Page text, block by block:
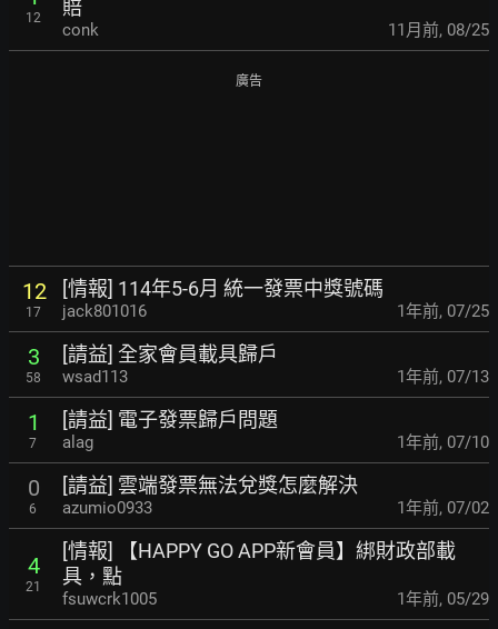
12
賠
conk 11月前, 08/25
廣告
12
17
[情報] 114年5-6月 統一發票中獎號碼
jack801016 1年前, 07/25
3
58
[請益] 全家會員載具歸戶
wsad113 1年前, 07/13
1
7
[請益] 電子發票歸戶問題
alag 1年前, 07/10
0
6
[請益] 雲端發票無法兌獎怎麼解決
azumio0933 1年前, 07/02
4
21
[情報] 【HAPPY GO APP新會員】綁財政部載
具，點
fsuwcrk1005 1年前, 05/29